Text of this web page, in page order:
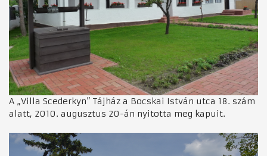
A „Villa Scederkyn” Tájház a Bocskai István utca 18. szám
alatt, 2010. augusztus 20-án nyitotta meg kapuit.